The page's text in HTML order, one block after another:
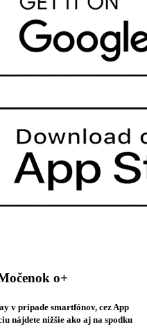
o+
v prípade smartfónov, cez App
nájdete nižšie ako aj na spodku